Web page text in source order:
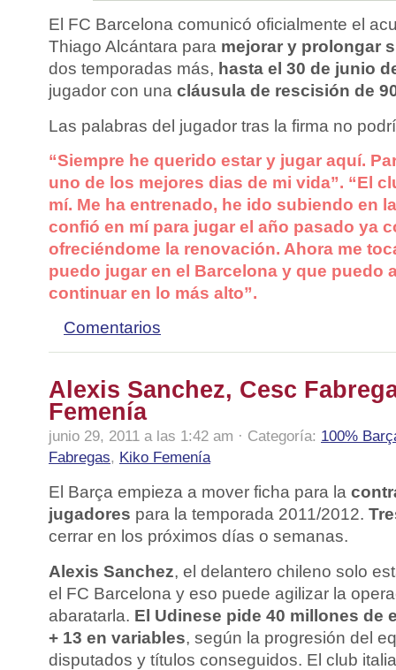
El FC Barcelona comunicó oficialmente el
Thiago Alcántara para mejorar y prolongar
dos temporadas más, hasta el 30 de junio
jugador con una cláusula de rescisión de
Las palabras del jugador tras la firma no
“Siempre he querido estar y jugar aquí.
uno de los mejores dias de mi vida”. “El
mí. Me ha entrenado, he ido subiendo en
confió en mí para jugar el año pasado ya
ofreciéndome la renovación. Ahora me
puedo jugar en el Barcelona y que puedo
continuar en lo más alto”.
Comentarios
Alexis Sanchez, Cesc
Femenía
junio 29, 2011 a las 1:42 am · Categoría: 100%
Fabregas, Kiko Femenía
El Barça empieza a mover ficha para la
jugadores para la temporada 2011/2012.
cerrar en los próximos días o semanas.
Alexis Sanchez, el delantero chileno solo
el FC Barcelona y eso puede agilizar la
abaratarla. El Udinese pide 40 millones de
+ 13 en variables, según la progresión del
disputados y títulos conseguidos. El club